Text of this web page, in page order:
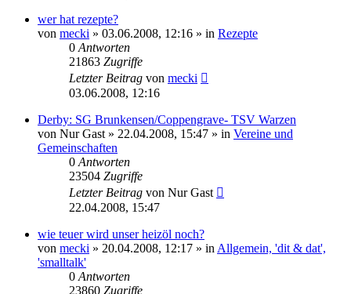
wer hat rezepte?
von mecki » 03.06.2008, 12:16 » in Rezepte
0 Antworten
21863 Zugriffe
Letzter Beitrag von mecki
03.06.2008, 12:16
Derby: SG Brunkensen/Coppengrave- TSV Warzen
von Nur Gast » 22.04.2008, 15:47 » in Vereine und
Gemeinschaften
0 Antworten
23504 Zugriffe
Letzter Beitrag von Nur Gast
22.04.2008, 15:47
wie teuer wird unser heizöl noch?
von mecki » 20.04.2008, 12:17 » in Allgemein, 'dit & dat',
'smalltalk'
0 Antworten
23860 Zugriffe